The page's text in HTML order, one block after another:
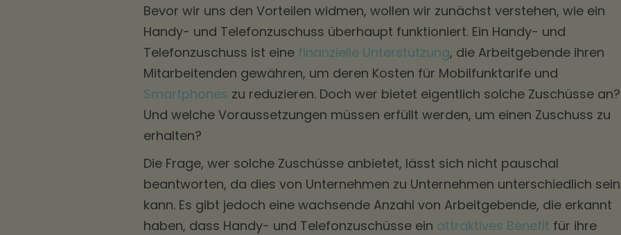
Bevor wir uns den Vorteilen widmen, wollen wir zunächst verstehen, wie ein
Handy- und Telefonzuschuss überhaupt funktioniert. Ein Handy- und
Telefonzuschuss ist eine finanzielle Unterstützung, die Arbeitgebende ihren
Mitarbeitenden gewähren, um deren Kosten für Mobilfunktarife und
Smartphones zu reduzieren. Doch wer bietet eigentlich solche Zuschüsse an?
Und welche Voraussetzungen müssen erfüllt werden, um einen Zuschuss zu
erhalten?
Die Frage, wer solche Zuschüsse anbietet, lässt sich nicht pauschal
beantworten, da dies von Unternehmen zu Unternehmen unterschiedlich sein
kann. Es gibt jedoch eine wachsende Anzahl von Arbeitgebende, die erkannt
haben, dass Handy- und Telefonzuschüsse ein attraktives Benefit für ihre